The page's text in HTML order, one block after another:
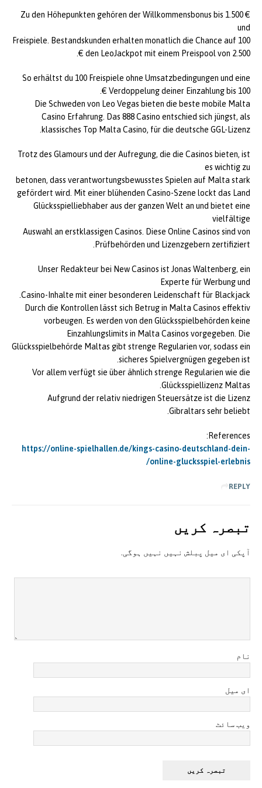
Zu den Höhepunkten gehören der Willkommensbonus bis 1.500 €
und
100 Freispiele. Bestandskunden erhalten monatlich die Chance auf
den LeoJackpot mit einem Preispool von 2.500 €.
So erhältst du 100 Freispiele ohne Umsatzbedingungen und eine
Verdoppelung deiner Einzahlung bis 100 €.
Die Schweden von Leo Vegas bieten die beste mobile Malta
Casino Erfahrung. Das 888 Casino entschied sich jüngst, als
klassisches Top Malta Casino, für die deutsche GGL-Lizenz.
Trotz des Glamours und der Aufregung, die die Casinos bieten, ist
es wichtig zu
betonen, dass verantwortungsbewusstes Spielen auf Malta stark
gefördert wird. Mit einer blühenden Casino-Szene lockt das Land
Glücksspielliebhaber aus der ganzen Welt an und bietet eine
vielfältige
Auswahl an erstklassigen Casinos. Diese Online Casinos sind von
Prüfbehörden und Lizenzgebern zertifiziert.
Unser Redakteur bei New Casinos ist Jonas Waltenberg, ein
Experte für Werbung und
Casino-Inhalte mit einer besonderen Leidenschaft für Blackjack.
Durch die Kontrollen lässt sich Betrug in Malta Casinos effektiv
vorbeugen. Es werden von den Glücksspielbehörden keine
Einzahlungslimits in Malta Casinos vorgegeben. Die
Glücksspielbehörde Maltas gibt strenge Regularien vor, sodass ein
sicheres Spielvergnügen gegeben ist.
Vor allem verfügt sie über ähnlich strenge Regularien wie die
Glücksspiellizenz Maltas.
Aufgrund der relativ niedrigen Steuersätze ist die Lizenz
Gibraltars sehr beliebt.
References:
https://online-spielhallen.de/kings-casino-deutschland-dein-
online-glucksspiel-erlebnis/
REPLY
تبصرہ کريں
آپکی ای ميل پبلش نہيں نہيں ہوگی.
نام
ای میل
ویب سائٹ